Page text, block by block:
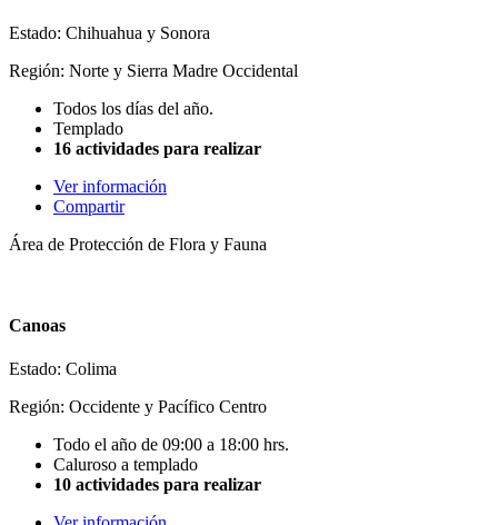
Estado: Chihuahua y Sonora
Región: Norte y Sierra Madre Occidental
Todos los días del año.
Templado
16 actividades para realizar
Ver información
Compartir
Área de Protección de Flora y Fauna
Canoas
Estado: Colima
Región: Occidente y Pacífico Centro
Todo el año de 09:00 a 18:00 hrs.
Caluroso a templado
10 actividades para realizar